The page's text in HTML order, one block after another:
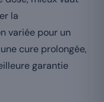
la
variée pour un
cure prolongée,
garantie